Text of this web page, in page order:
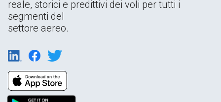
reale, storici e predittivi dei voli per tutti i
segmenti del
settore aereo.